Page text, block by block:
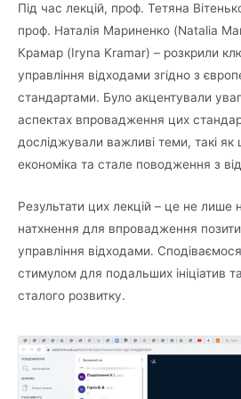
Під час лекцій, проф. Тетяна
проф. Наталія Мариненко (Natalia
Крамар (Iryna Kramar) – розкрили
управління відходами згідно з
стандартами. Було акцентували
аспектах впровадження цих
досліджували важливі теми, такі як
економіка та стале поводження з
Результати цих лекцій – це не лише
натхнення для впровадження
управління відходами.
стимулом для подальших ініціатив
сталого розвитку.